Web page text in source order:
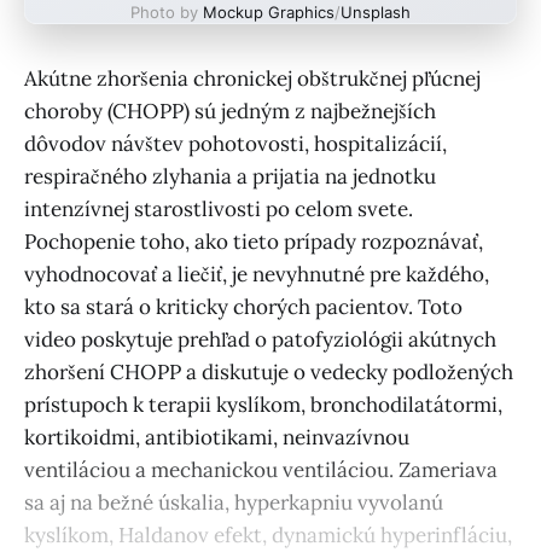
Photo by Mockup Graphics/Unsplash
Akútne zhoršenia chronickej obštrukčnej pľúcnej
choroby (CHOPP) sú jedným z najbežnejších
dôvodov návštev pohotovosti, hospitalizácií,
respiračného zlyhania a prijatia na jednotku
intenzívnej starostlivosti po celom svete.
Pochopenie toho, ako tieto prípady rozpoznávať,
vyhodnocovať a liečiť, je nevyhnutné pre každého,
kto sa stará o kriticky chorých pacientov. Toto
video poskytuje prehľad o patofyziológii akútnych
zhoršení CHOPP a diskutuje o vedecky podložených
prístupoch k terapii kyslíkom, bronchodilatátormi,
kortikoidmi, antibiotikami, neinvazívnou
ventiláciou a mechanickou ventiláciou. Zameriava
sa aj na bežné úskalia, hyperkapniu vyvolanú
kyslíkom, Haldanov efekt, dynamickú hyperinfláciu,